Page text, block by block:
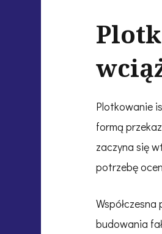
Plotkowanie
formą
zaczyna się
potrzebę
budowania